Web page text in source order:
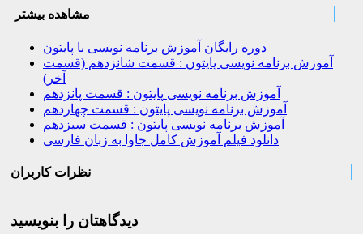
مشاهده بیشتر
دوره رایگان آموزش برنامه نویسی با پایتون
آموزش برنامه نویسی پایتون : قسمت شانزدهم (قسمت
آخر)
آموزش برنامه نویسی پایتون : قسمت پانزدهم
آموزش برنامه نویسی پایتون : قسمت چهاردهم
آموزش برنامه نویسی پایتون : قسمت سیزدهم
دانلود فیلم آموزش کامل جاوا به زبان فارسی
نظرات کاربران
دیدگاهتان را بنویسید